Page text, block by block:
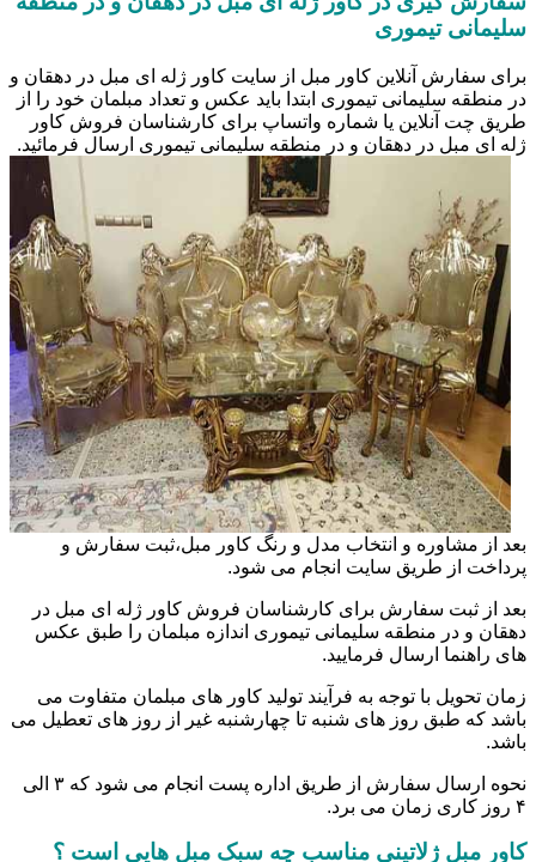
سلیمانی تیموری
برای سفارش آنلاین کاور مبل از سایت کاور ژله ای مبل در دهقان و
در منطقه سلیمانی تیموری ابتدا باید عکس و تعداد مبلمان خود را از
طریق چت آنلاین یا شماره واتساپ برای کارشناسان فروش کاور
ژله ای مبل در دهقان و در منطقه سلیمانی تیموری ارسال فرمائید.
بعد از مشاوره و انتخاب مدل و رنگ کاور مبل،ثبت سفارش و
پرداخت از طریق سایت انجام می شود.
بعد از ثبت سفارش برای کارشناسان فروش کاور ژله ای مبل در
دهقان و در منطقه سلیمانی تیموری اندازه مبلمان را طبق عکس
های راهنما ارسال فرمایید.
زمان تحویل با توجه به فرآیند تولید کاور های مبلمان متفاوت می
باشد که طبق روز های شنبه تا چهارشنبه غیر از روز های تعطیل می
باشد.
نحوه ارسال سفارش از طریق اداره پست انجام می شود که ۳ الی
۴ روز کاری زمان می برد.
کاور مبل ژلاتینی مناسب چه سبک مبل هایی است ؟